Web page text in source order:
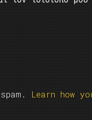
Learn how